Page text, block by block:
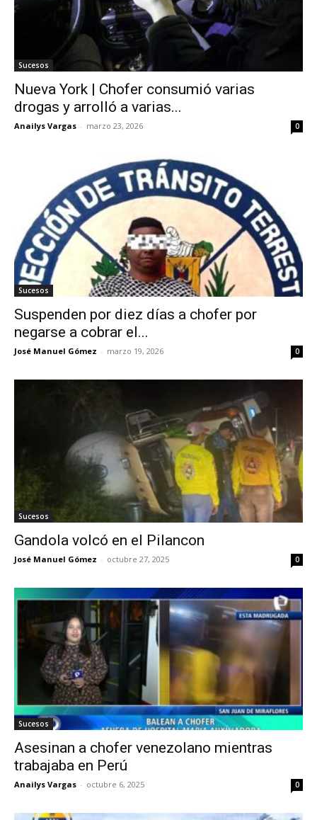
Sucesos
Nueva York | Chofer consumió varias
drogas y arrolló a varias...
Anailys Vargas - marzo 23, 2026 0
Sucesos
Suspenden por diez días a chofer por
negarse a cobrar el...
José Manuel Gómez - marzo 19, 2026 0
Sucesos
Gandola volcó en el Pilancon
José Manuel Gómez - octubre 27, 2025 0
Sucesos
Asesinan a chofer venezolano mientras
trabajaba en Perú
Anailys Vargas - octubre 6, 2025 0